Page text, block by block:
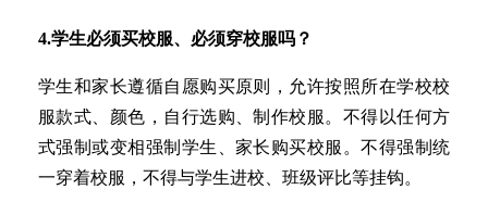
4.学生必须买校服、必须穿校服吗？
学生和家长遵循自愿购买原则，允许按照所在学校校
服款式、颜色，自行选购、制作校服。不得以任何方
式强制或变相强制学生、家长购买校服。不得强制统
一穿着校服，不得与学生进校、班级评比等挂钩。